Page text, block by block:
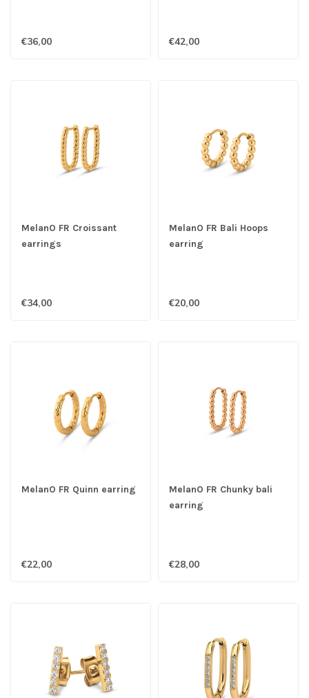
€36,00 €42,00
MelanO FR Croissant
earrings
€34,00
MelanO FR Bali Hoops
earring
€20,00
MelanO FR Quinn earring
€22,00
MelanO FR Chunky bali
earring
€28,00